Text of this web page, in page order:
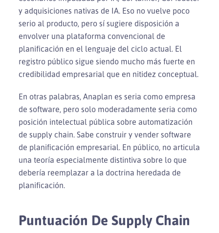
y adquisiciones nativas de IA. Eso no vuelve poco
serio al producto, pero sí sugiere disposición a
envolver una plataforma convencional de
planificación en el lenguaje del ciclo actual. El
registro público sigue siendo mucho más fuerte en
credibilidad empresarial que en nitidez conceptual.
En otras palabras, Anaplan es seria como empresa
de software, pero solo moderadamente seria como
posición intelectual pública sobre automatización
de supply chain. Sabe construir y vender software
de planificación empresarial. En público, no articula
una teoría especialmente distintiva sobre lo que
debería reemplazar a la doctrina heredada de
planificación.
Puntuación De Supply Chain